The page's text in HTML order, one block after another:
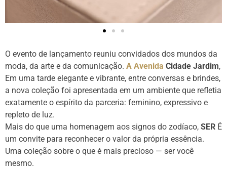
O evento de lançamento reuniu convidados dos mundos da
moda, da arte e da comunicação. A Avenida Cidade Jardim,
Em uma tarde elegante e vibrante, entre conversas e brindes,
a nova coleção foi apresentada em um ambiente que refletia
exatamente o espírito da parceria: feminino, expressivo e
repleto de luz.
Mais do que uma homenagem aos signos do zodíaco, SER É
um convite para reconhecer o valor da própria essência.
Uma coleção sobre o que é mais precioso — ser você
mesmo.